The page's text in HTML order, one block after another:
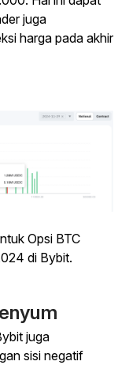
juga
harga pada akhir
Opsi BTC
di Bybit.
juga
sisi negatif